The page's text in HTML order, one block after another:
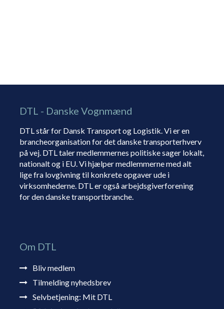
DTL - Danske Vognmænd
DTL står for Dansk Transport og Logistik. Vi er en
brancheorganisation for det danske transporterhverv
på vej. DTL taler medlemmernes politiske sager lokalt,
nationalt og i EU. Vi hjælper medlemmerne med alt
lige fra lovgivning til konkrete opgaver ude i
virksomhederne. DTL er også arbejdsgiverforening
for den danske transportbranche.
Om DTL
Bliv medlem
Tilmelding nyhedsbrev
Selvbetjening: Mit DTL